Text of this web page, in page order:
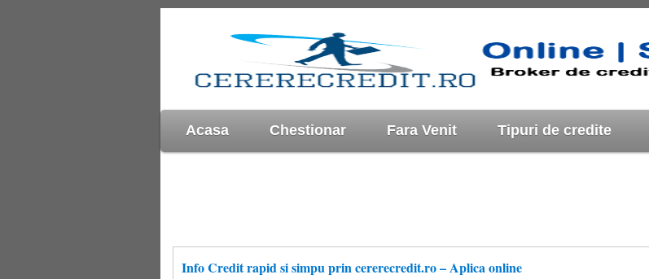
Acasa Chestionar Fara Venit Tipuri de credite
Info Credit rapid si simpu prin cererecredit.ro – Aplica online